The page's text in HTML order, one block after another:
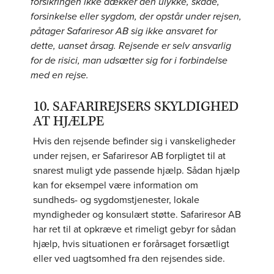
forsinkelse eller sygdom, der opstår under rejsen,
påtager Safariresor AB sig ikke ansvaret for
dette, uanset årsag. Rejsende er selv ansvarlig
for de risici, man udsætter sig for i forbindelse
med en rejse.
10. SAFARIREJSERS SKYLDIGHED
AT HJÆLPE
Hvis den rejsende befinder sig i vanskeligheder
under rejsen, er Safariresor AB forpligtet til at
snarest muligt yde passende hjælp. Sådan hjælp
kan for eksempel være information om
sundheds- og sygdomstjenester, lokale
myndigheder og konsulært støtte. Safariresor AB
har ret til at opkræve et rimeligt gebyr for sådan
hjælp, hvis situationen er forårsaget forsætligt
eller ved uagtsomhed fra den rejsendes side.